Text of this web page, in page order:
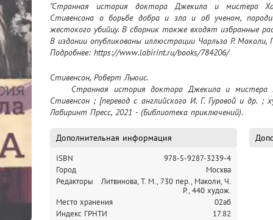
"Странная история доктора Джекила и мистера
Стивенсона о борьбе добра и зла и об ученом,
жестокого убийцу. В сборник также входят избранные
В издании опубликованы иллюстрации Чарльза Р. Маколи,
Подробнее: https://www.labirint.ru/books/784206/
Стивенсон, Роберт Льюис.
Стивенсон ; [перевод с английского И. Г. Гуровой и др.
Лабиринт Пресс, 2021 - (Библиотека приключений).
Дополнительная информация
ISBN
978-5-9287-3239-4
Город
Москва
Редакторы
Литвинова, Т. М., 730 пер., Маколи, Ч.
Р., 440 худож.
Место хранения
02аб
Индекс ГРНТИ
17.82